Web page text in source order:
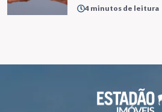
4 minutos de leitura